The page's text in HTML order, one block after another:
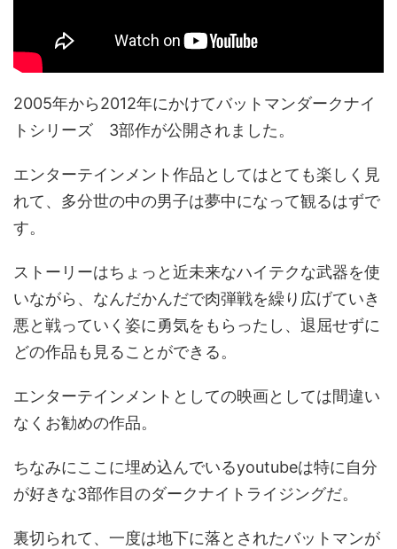
2005年から2012年にかけてバットマンダークナイ
トシリーズ 3部作が公開されました。
エンターテインメント作品としてはとても楽しく見
れて、多分世の中の男子は夢中になって観るはずで
す。
ストーリーはちょっと近未来なハイテクな武器を使
いながら、なんだかんだで肉弾戦を繰り広げていき
悪と戦っていく姿に勇気をもらったし、退屈せずに
どの作品も見ることができる。
エンターテインメントとしての映画としては間違い
なくお勧めの作品。
ちなみにここに埋め込んでいるyoutubeは特に自分
が好きな3部作目のダークナイトライジングだ。
裏切られて、一度は地下に落とされたバットマンが